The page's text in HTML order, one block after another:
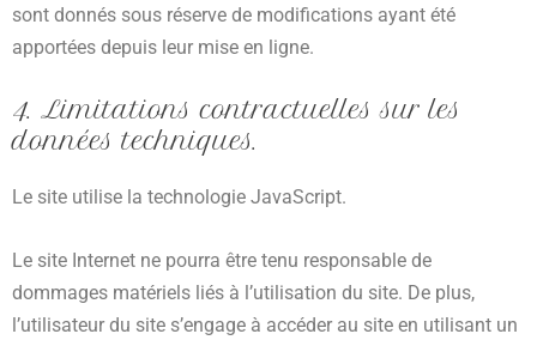
sont donnés sous réserve de modifications ayant été
apportées depuis leur mise en ligne.
4. Limitations contractuelles sur les
données techniques.
Le site utilise la technologie JavaScript.
Le site Internet ne pourra être tenu responsable de
dommages matériels liés à l’utilisation du site. De plus,
l’utilisateur du site s’engage à accéder au site en utilisant un